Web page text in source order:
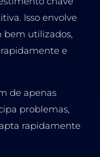
Isso envolve
bem utilizados,
e
de apenas
problemas,
rapidamente